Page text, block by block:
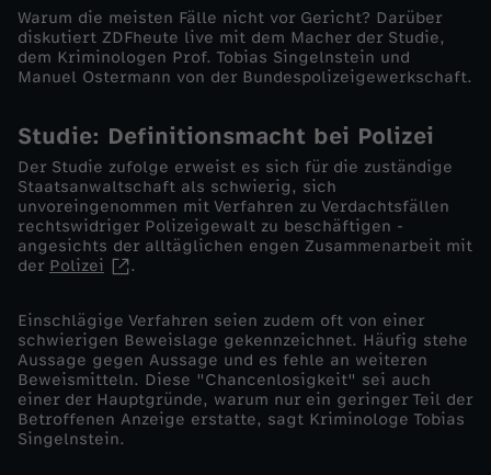
e
i
P
o
l
z
e
i
Warum die meisten Fälle nicht vor Gericht? Darüber
diskutiert ZDFheute live mit dem Macher der Studie,
dem Kriminologen Prof. Tobias Singelnstein und
Manuel Ostermann von der Bundespolizeigewerkschaft.
Studie: Definitionsmacht bei Polizei
Der Studie zufolge erweist es sich für die zuständige
Staatsanwaltschaft als schwierig, sich
unvoreingenommen mit Verfahren zu Verdachtsfällen
rechtswidriger Polizeigewalt zu beschäftigen -
angesichts der alltäglichen engen Zusammenarbeit mit
der Polizei .
Einschlägige Verfahren seien zudem oft von einer
schwierigen Beweislage gekennzeichnet. Häufig stehe
Aussage gegen Aussage und es fehle an weiteren
Beweismitteln. Diese "Chancenlosigkeit" sei auch
einer der Hauptgründe, warum nur ein geringer Teil der
Betroffenen Anzeige erstatte, sagt Kriminologe Tobias
Singelnstein.